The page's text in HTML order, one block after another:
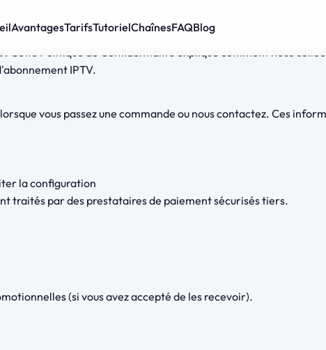
AvantagesTarifsTutorielChaînesFAQBlog
. Cette Politique de Confidentialité explique comment nous
IPTV.
vous passez une commande ou nous contactez. Ces
la configuration
traités par des prestataires de paiement sécurisés tiers.
(si vous avez accepté de les recevoir).